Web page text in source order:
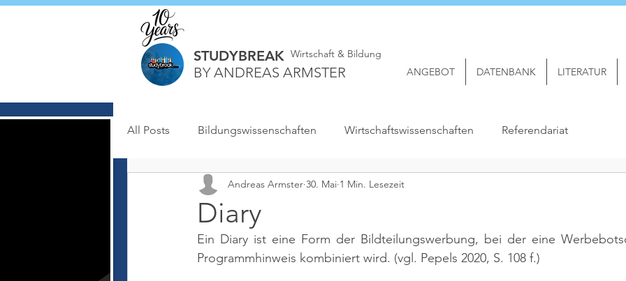
STUDYBREAK
BY ANDREAS ARMSTER
Wirtschaft & Bildung
ANGEBOT DATENBANK LITERATUR
All Posts Bildungswissenschaften Wirtschaftswissenschaften Referendariat
Diary
Andreas Armster 30. Mai 1 Min. Lesezeit
Ein Diary ist eine Form der Bildteilungswerbung, bei der eine
Programmhinweis kombiniert wird. (vgl. Pepels 2020, S. 108 f.)